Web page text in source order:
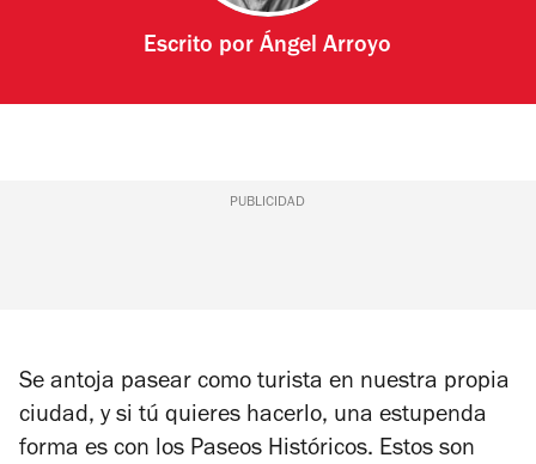
Escrito porÁngel Arroyo
PUBLICIDAD
Se antoja pasear como turista en nuestra propia
ciudad, y si tú quieres hacerlo, una estupenda
forma es con los Paseos Históricos. Estos son